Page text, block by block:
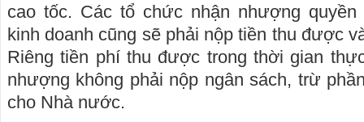
cao tốc. Các tổ chức nhận nhượng
kinh doanh cũng sẽ phải nộp tiền thu được
Riêng tiền phí thu được trong thời gian
nhượng không phải nộp ngân sách, trừ
cho Nhà nước.